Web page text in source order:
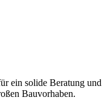
ein solide Beratung und
Bauvorhaben.